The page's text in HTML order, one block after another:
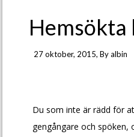
Hemsökta
27 oktober, 2015, Byalbin
Du som inte är rädd för
gengångare och spöken,